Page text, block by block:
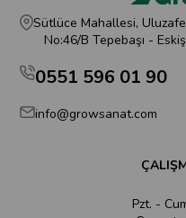
Sütlüce Mahallesi,
No:46/B Tepebaşı -
0551 596 01 90
info@growsanat.com
Pzt. -